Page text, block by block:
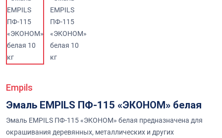
Empils
Эмаль EMPILS ПФ-115 «ЭКОНОМ» белая
Эмаль EMPILS ПФ-115 «ЭКОНОМ» белая предназначена для
окрашивания деревянных, металлических и других